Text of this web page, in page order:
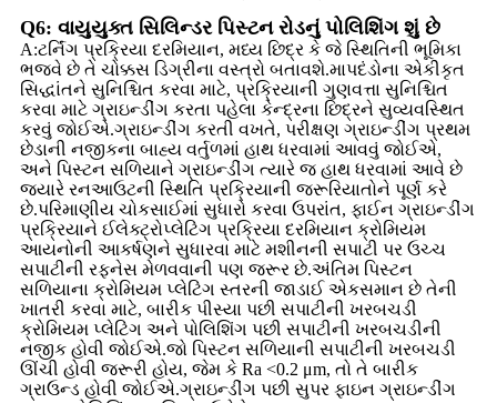
Q6: વાયુયુક્ત સિલિન્ડર પિસ્ટન રોડનું પોલિશિંગ શું છે
A:ટર્નિંગ પ્રક્રિયા દરમિયાન, મધ્ય છિદ્ર કે જે સ્થિતિની ભૂમિકા
ભજવે છે તે ચોક્કસ ડિગ્રીના વસ્ત્રો બતાવશે.માપદંડોના એકીકૃત
સિદ્ધાંતને સુનિશ્ચિત કરવા માટે, પ્રક્રિયાની ગુણવત્તા સુનિશ્ચિત
કરવા માટે ગ્રાઇન્ડીંગ કરતા પહેલા કેન્દ્રના છિદ્રને સુવ્યવસ્થિત
કરવું જોઈએ.ગ્રાઇન્ડીંગ કરતી વખતે, પરીક્ષણ ગ્રાઇન્ડીંગ પ્રથમ
છેડાની નજીકના બાહ્ય વર્તુળમાં હાથ ધરવામાં આવવું જોઈએ,
અને પિસ્ટન સળિયાને ગ્રાઇન્ડીંગ ત્યારે જ હાથ ધરવામાં આવે છે
જ્યારે રનઆઉટની સ્થિતિ પ્રક્રિયાની જરૂરિયાતોને પૂર્ણ કરે
છે.પરિમાણીય ચોકસાઈમાં સુધારો કરવા ઉપરાંત, ફાઈન ગ્રાઇન્ડીંગ
પ્રક્રિયાને ઈલેક્ટ્રોપ્લેટિંગ પ્રક્રિયા દરમિયાન ક્રોમિયમ
આયનોની આકર્ષણને સુધારવા માટે મશીનની સપાટી પર ઉચ્ચ
સપાટીની રફનેસ મેળવવાની પણ જરૂર છે.અંતિમ પિસ્ટન
સળિયાના ક્રોમિયમ પ્લેટિંગ સ્તરની જાડાઈ એકસમાન છે તેની
ખાતરી કરવા માટે, બારીક પીસ્યા પછી સપાટીની ખરબચડી
ક્રોમિયમ પ્લેટિંગ અને પોલિશિંગ પછી સપાટીની ખરબચડીની
નજીક હોવી જોઈએ.જો પિસ્ટન સળિયાની સપાટીની ખરબચડી
ઊંચી હોવી જરૂરી હોય, જેમ કે Ra <0.2 μm, તો તે બારીક
ગ્રાઉન્ડ હોવી જોઈએ.ગ્રાઇન્ડીંગ પછી સુપર ફાઇન ગ્રાઇન્ડીંગ